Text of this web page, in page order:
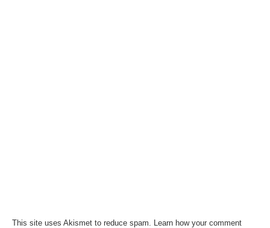
This site uses Akismet to reduce spam. Learn how your comment